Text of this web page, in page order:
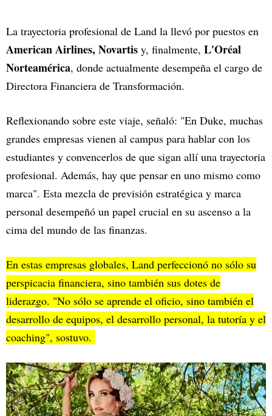
La trayectoria profesional de Land la llevó por puestos en
American Airlines, Novartis y, finalmente, L'Oréal
Norteamérica, donde actualmente desempeña el cargo de
Directora Financiera de Transformación.
Reflexionando sobre este viaje, señaló: "En Duke, muchas
grandes empresas vienen al campus para hablar con los
estudiantes y convencerlos de que sigan allí una trayectoria
profesional. Además, hay que pensar en uno mismo como
marca". Esta mezcla de previsión estratégica y marca
personal desempeñó un papel crucial en su ascenso a la
cima del mundo de las finanzas.
En estas empresas globales, Land perfeccionó no sólo su
perspicacia financiera, sino también sus dotes de
liderazgo. "No sólo se aprende el oficio, sino también el
desarrollo de equipos, el desarrollo personal, la tutoría y el
coaching", sostuvo.